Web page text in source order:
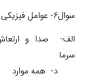
سوال۶- عوامل فیزیکی زیان آور محیط کار کدامند؟
الف- صدا و
سرما ج-
د- همه موارد